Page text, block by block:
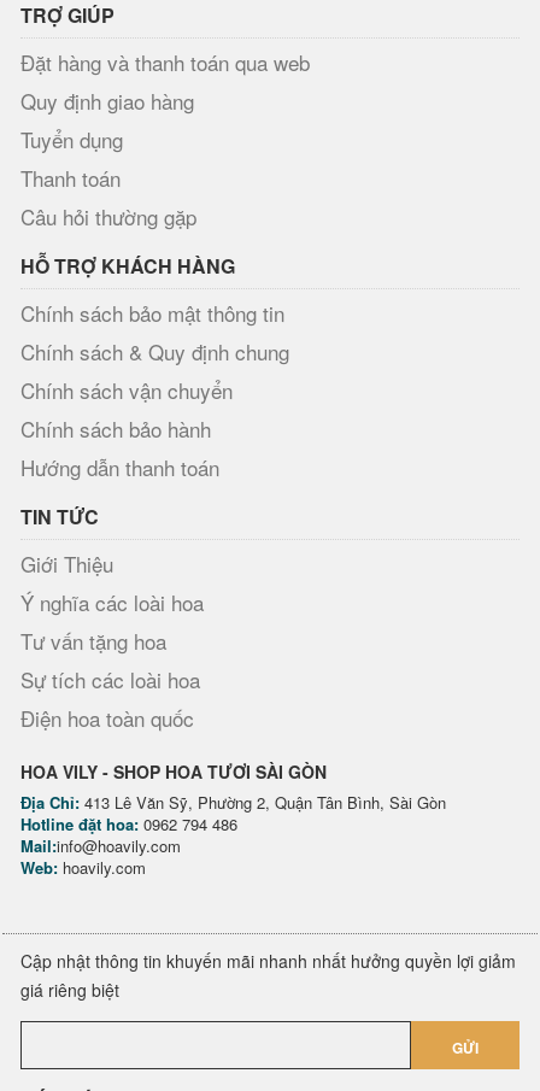
TRỢ GIÚP
Đặt hàng và thanh toán qua web
Quy định giao hàng
Tuyển dụng
Thanh toán
Câu hỏi thường gặp
HỖ TRỢ KHÁCH HÀNG
Chính sách bảo mật thông tin
Chính sách & Quy định chung
Chính sách vận chuyển
Chính sách bảo hành
Hướng dẫn thanh toán
TIN TỨC
Giới Thiệu
Ý nghĩa các loài hoa
Tư vấn tặng hoa
Sự tích các loài hoa
Điện hoa toàn quốc
HOA VILY - SHOP HOA TƯƠI SÀI GÒN
Địa Chỉ: 413 Lê Văn Sỹ, Phường 2, Quận Tân Bình, Sài Gòn
Hotline đặt hoa: 0962 794 486
Mail:info@hoavily.com
Web: hoavily.com
Cập nhật thông tin khuyến mãi nhanh nhất hưởng quyền lợi giảm
giá riêng biệt
GỬI